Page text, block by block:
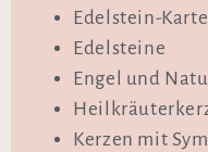
Edelstein-
Edelsteine
Engel und
Kerzen mit